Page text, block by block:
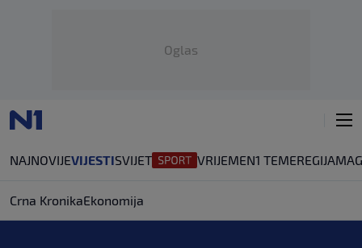
Oglas
NAJNOVIJEVIJESTISVIJET VRIJEMEN1 TEMEREGIJA
Crna KronikaEkonomija